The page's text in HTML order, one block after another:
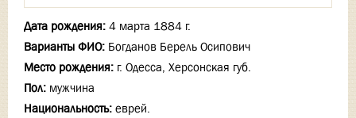
Дата рождения: 4 марта 1884 г.
Варианты ФИО: Богданов Берель Осипович
Место рождения: г. Одесса, Херсонская губ.
Пол: мужчина
Национальность: еврей.